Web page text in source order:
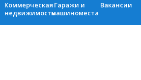
Коммерческая
недвижимость
Гаражи и
машиноместа
Вакансии